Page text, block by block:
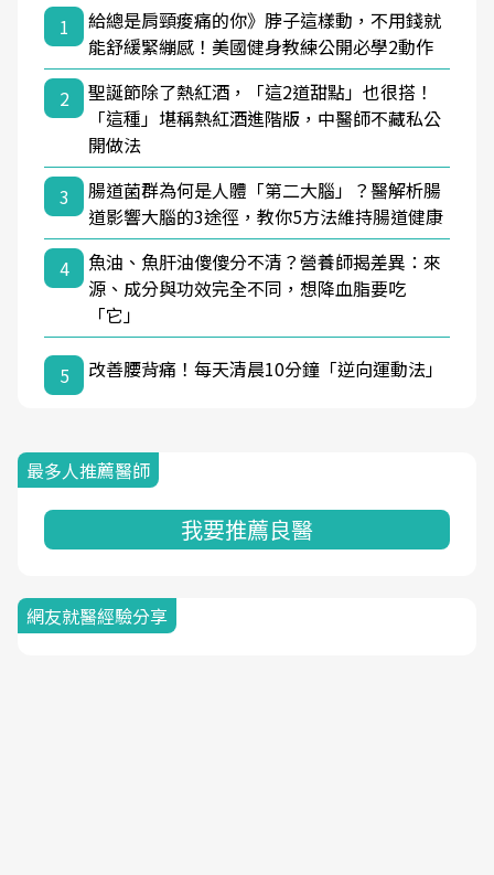
1
給總是肩頸痠痛的你》脖子這樣動，不用錢就
能舒緩緊繃感！美國健身教練公開必學2動作
2
聖誕節除了熱紅酒，「這2道甜點」也很搭！
「這種」堪稱熱紅酒進階版，中醫師不藏私公
開做法
3
腸道菌群為何是人體「第二大腦」？醫解析腸
道影響大腦的3途徑，教你5方法維持腸道健康
4
魚油、魚肝油傻傻分不清？營養師揭差異：來
源、成分與功效完全不同，想降血脂要吃
「它」
5 改善腰背痛！每天清晨10分鐘「逆向運動法」
最多人推薦醫師
我要推薦良醫
網友就醫經驗分享